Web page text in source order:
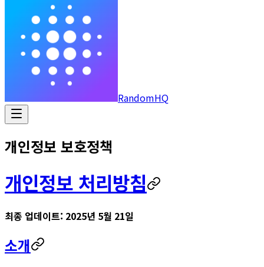
RandomHQ
개인정보 보호정책
개인정보 처리방침
최종 업데이트: 2025년 5월 21일
소개